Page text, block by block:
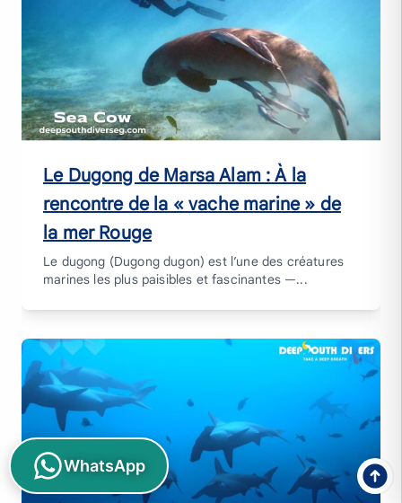
Le Dugong de Marsa Alam : À la
rencontre de la « vache marine » de
la mer Rouge
Le dugong (Dugong dugon) est l’une des créatures
marines les plus paisibles et fascinantes —...
WhatsApp